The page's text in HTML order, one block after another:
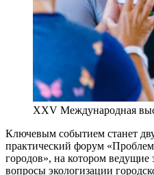
XXV Международная
Ключевым событием станет
практический форум
городов», на котором ведущие
вопросы экологизации